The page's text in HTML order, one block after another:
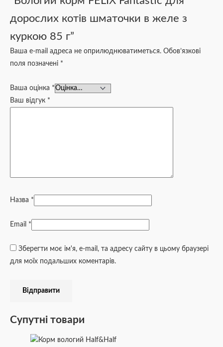
дорослих котів шматочки в желе з
куркою 85 г”
Ваша e-mail адреса не оприлюднюватиметься. Обов’язкові
поля позначені *
Ваша оцінка *
Ваш відгук *
Назва *
Email *
Зберегти моє ім'я, e-mail, та адресу сайту в цьому браузері
для моїх подальших коментарів.
Супутні товари